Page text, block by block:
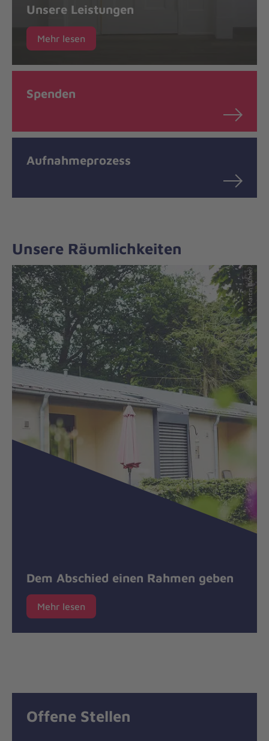
Unsere Leistungen
Mehr lesen
Spenden
Aufnahmeprozess
Unsere Räumlichkeiten
© Martin Bühler
Dem Abschied einen Rahmen geben
Mehr lesen
Offene Stellen